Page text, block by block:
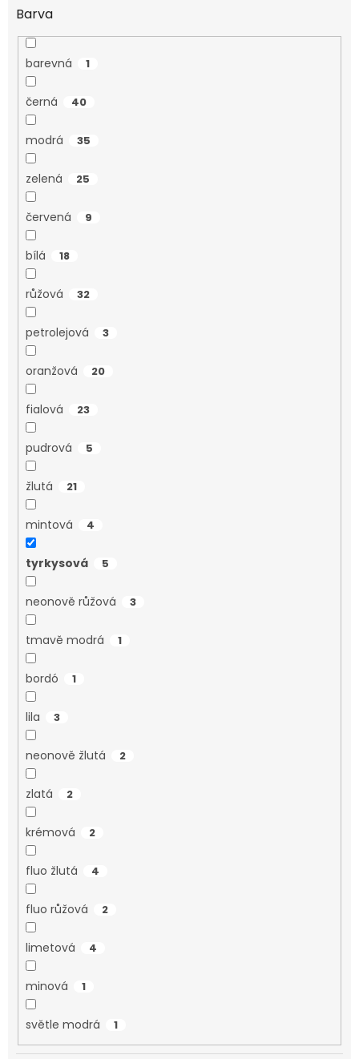
Barva
barevná 1
černá 40
modrá 35
zelená 25
červená 9
bílá 18
růžová 32
petrolejová 3
oranžová 20
fialová 23
pudrová 5
žlutá 21
mintová 4
tyrkysová 5
neonově růžová 3
tmavě modrá 1
bordó 1
lila 3
neonově žlutá 2
zlatá 2
krémová 2
fluo žlutá 4
fluo růžová 2
limetová 4
minová 1
světle modrá 1